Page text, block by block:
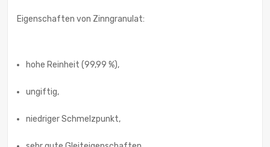
Eigenschaften von Zinngranulat:
hohe Reinheit (99,99 %),
ungiftig,
niedriger Schmelzpunkt,